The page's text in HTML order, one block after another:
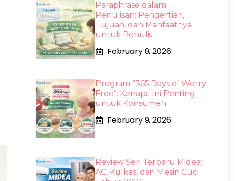
Paraphrase dalam
Penulisan: Pengertian,
Tujuan, dan Manfaatnya
untuk Penulis
February 9, 2026
Program “365 Days of Worry
Free”: Kenapa Ini Penting
untuk Konsumen
February 9, 2026
Review Seri Terbaru Midea:
AC, Kulkas, dan Mesin Cuci